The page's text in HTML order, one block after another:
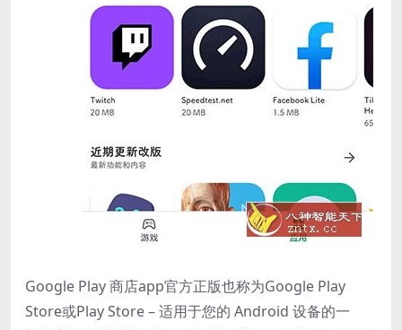
Google Play 商店app官方正版也称为Google Play
Store或Play Store – 适用于您的 Android 设备的一